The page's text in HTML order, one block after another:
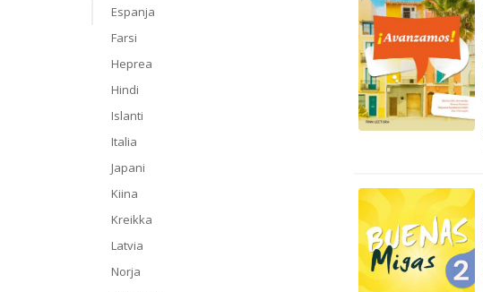
Espanja
Farsi
Heprea
Hindi
Islanti
Italia
Japani
Kiina
Kreikka
Latvia
Norja